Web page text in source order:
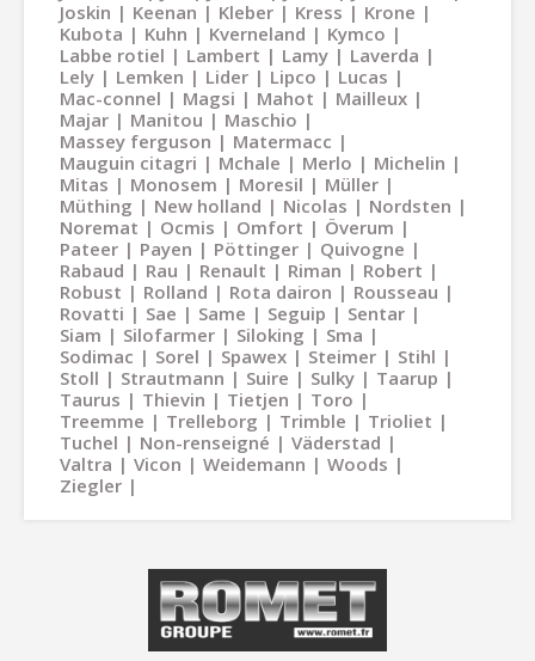
Joskin
Keenan Kleber Kress
Krone
Kubota
Kuhn Kverneland
Kymco
Labbe rotiel
Lambert Lamy
Laverda
Lely
Lemken Lider Lipco
Lucas
Mac-connel
Magsi Mahot
Mailleux
Majar
Manitou
Maschio
Massey ferguson
Matermacc
Mauguin citagri
Mchale Merlo
Michelin
Mitas
Monosem Moresil
Müller
Müthing
New holland Nicolas
Nordsten
Noremat
Ocmis Omfort
Överum
Pateer
Payen Pöttinger
Quivogne
Rabaud
Rau Renault Riman
Robert
Robust
Rolland Rota dairon
Rousseau
Rovatti
Sae Same Seguip
Sentar
Siam
Silofarmer Siloking
Sma
Sodimac
Sorel Spawex Steimer
Stihl
Stoll
Strautmann Suire Sulky
Taarup
Taurus
Thievin Tietjen
Toro
Treemme
Trelleborg Trimble
Trioliet
Tuchel
Non-renseigné
Väderstad
Valtra
Vicon Weidemann
Woods
Ziegler